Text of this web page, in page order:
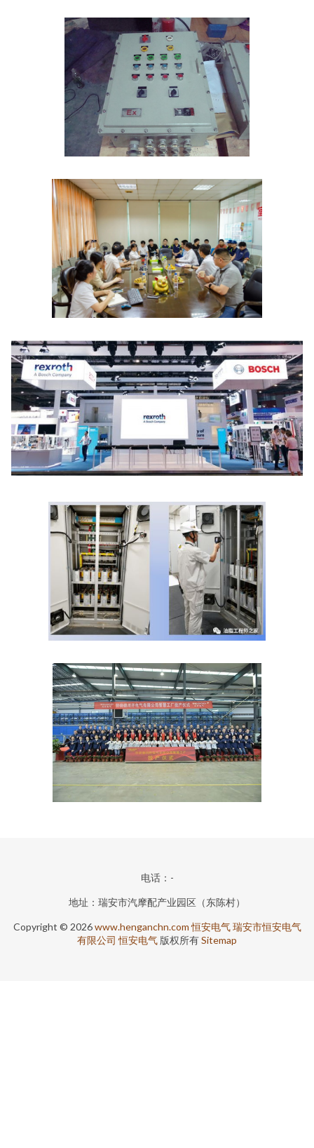
电话：-
地址：瑞安市汽摩配产业园区（东陈村）
Copyright © 2026www.henganchn.com 恒安电气 瑞安市恒安电气
有限公司 恒安电气 版权所有Sitemap